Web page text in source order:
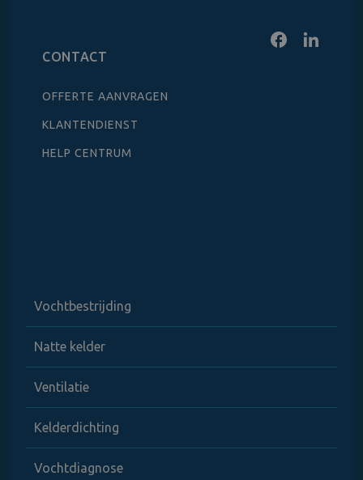
CONTACT
OFFERTE AANVRAGEN
KLANTENDIENST
HELP CENTRUM
Vochtbestrijding
Natte kelder
Ventilatie
Kelderdichting
Vochtdiagnose